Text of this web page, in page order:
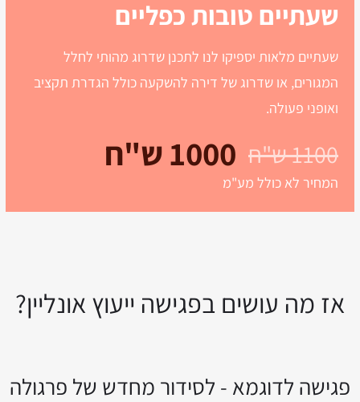
שעתיים טובות כפליים
שעתיים מלאות יספיקו לנו לתכנן שדרוג מהותי לחלל
המגורים, או שדרוג של דירה להשקעה כולל הגדרת תקציב
ואופני פעולה.
1100 ש"ח 1000 ש"ח
המחיר לא כולל מע"מ
אז מה עושים בפגישה ייעוץ אונליין?
פגישה לדוגמא - לסידור מחדש של פרגולה